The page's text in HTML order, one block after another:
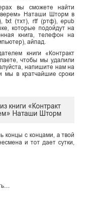
вы сможете найти
Наташи Шторм в
txt (тхт), rtf (ртф), epub
которые подойдут на
книга, телефон на
айпад.
книги «Контракт
чтобы мы удалили
напишите нам на
мы в кратчайшие сроки
книги «Контракт
Наташи Шторм
концы с концами, а твой
и тот дает сутки,